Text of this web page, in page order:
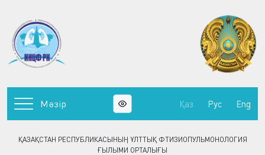
ҚАЗАҚСТАН РЕСПУБЛИКАСЫНЫҢ ҰЛТТЫҚ ФТИЗИОПУЛЬМОНОЛОГИЯ
ҒЫЛЫМИ ОРТАЛЫҒЫ
Мәзір Қаз Рус Eng